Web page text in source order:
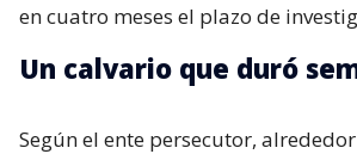
en cuatro meses el plazo de
Un calvario que duró
Según el ente persecutor,